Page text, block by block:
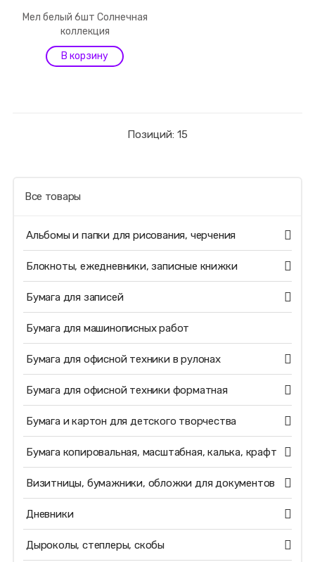
Мел белый 6шт Солнечная
коллекция
Позиций: 15
Все товары
Альбомы и папки для рисования, черчения
Блокноты, ежедневники, записные книжки
Бумага для записей
Бумага для машинописных работ
Бумага для офисной техники в рулонах
Бумага для офисной техники форматная
Бумага и картон для детского творчества
Бумага копировальная, масштабная, калька, крафт
Визитницы, бумажники, обложки для документов
Дневники
Дыроколы, степлеры, скобы